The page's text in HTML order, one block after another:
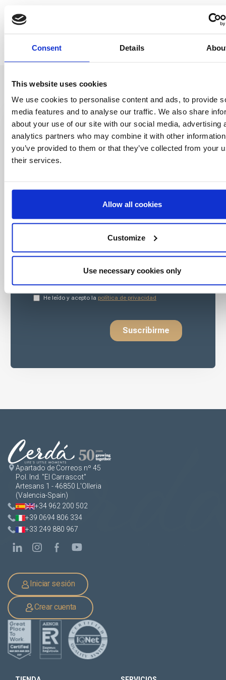
Consent Details
This website uses cookies
We use cookies to personalise content and ads, to provide
media features and to analyse our traffic. We also share
about your use of our site with our social media, advertising
analytics partners who may combine it with other
you’ve provided to them or that they’ve collected from your
their services.
Allow all cookies
Customize
Use necessary cookies only
Entérate antes
que nadie
conoce antes que nadie las novedades del
Apartado de Correos nº 45
Pol. Ind. "El Carrascot"
Artesans 1 - 46850 L'Olleria
(Valencia-Spain)
+34 962 200 502
+39 0694 806 334
+33 249 880 967
Iniciar sesión
Crear cuenta